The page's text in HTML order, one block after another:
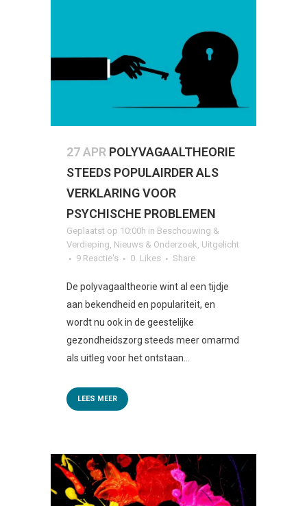
27 APR POLYVAGAALTHEORIE
STEEDS POPULAIRDER ALS
VERKLARING VOOR
PSYCHISCHE PROBLEMEN
Geplaatst op 10:00h in Beschouwing &
Verdieping Nieuws & Onderzoek Uitgelicht
9 Reactie's
0 Likes Share
De polyvagaaltheorie wint al een tijdje
aan bekendheid en populariteit, en
wordt nu ook in de geestelijke
gezondheidszorg steeds meer omarmd
als uitleg voor het ontstaan...
LEES MEER